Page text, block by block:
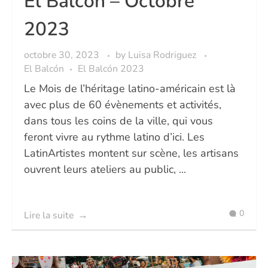
2023
octobre 30, 2023 by Luisa Rodriguez
El Balcón
El Balcón 2023
Le Mois de l’héritage latino-américain est là
avec plus de 60 évènements et activités,
dans tous les coins de la ville, qui vous
feront vivre au rythme latino d’ici. Les
LatinArtistes montent sur scène, les artisans
ouvrent leurs ateliers au public, ...
Lire la suite 0